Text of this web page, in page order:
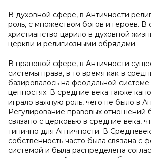
В духовной сфере, в Античности
роль, с множеством богов и героев. В
христианство царило в духовной
церкви и религиозными обрядами.
В правовой сфере, в Античности
системы права, в то время как в
базировалось на феодальной системе
ценностях. В средние века также
играло важную роль, чего не было в
Регулирование правовых отношений
связано с церковью в средние века,
типично для Античности. В
собственность часто была связана с
системой и была распределена